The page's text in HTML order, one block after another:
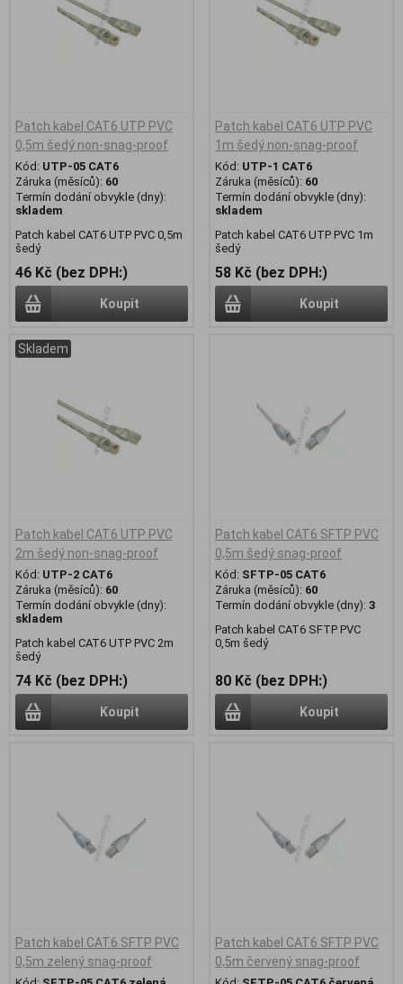
Patch kabel CAT6 UTP PVC
0,5m šedý non-snag-proof
Kód: UTP-05 CAT6
Záruka (měsíců): 60
Termín dodání obvykle (dny):
skladem
Patch kabel CAT6 UTP PVC 0,5m
šedý
46 Kč (bez DPH:)
Koupit
Patch kabel CAT6 UTP PVC
1m šedý non-snag-proof
Kód: UTP-1 CAT6
Záruka (měsíců): 60
Termín dodání obvykle (dny):
skladem
Patch kabel CAT6 UTP PVC 1m
šedý
58 Kč (bez DPH:)
Koupit
Skladem
Patch kabel CAT6 UTP PVC
2m šedý non-snag-proof
Kód: UTP-2 CAT6
Záruka (měsíců): 60
Termín dodání obvykle (dny):
skladem
Patch kabel CAT6 UTP PVC 2m
šedý
74 Kč (bez DPH:)
Koupit
Patch kabel CAT6 SFTP PVC
0,5m šedý snag-proof
Kód: SFTP-05 CAT6
Záruka (měsíců): 60
Termín dodání obvykle (dny): 3
Patch kabel CAT6 SFTP PVC
0,5m šedý
80 Kč (bez DPH:)
Koupit
Patch kabel CAT6 SFTP PVC
0,5m zelený snag-proof
Patch kabel CAT6 SFTP PVC
0,5m červený snag-proof